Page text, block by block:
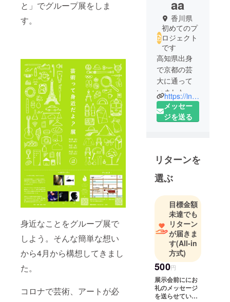
と」でグループ展をしま
す。
身近なことをグループ展で
しよう。そんな簡単な想い
から4月から構想してきまし
た。
コロナで芸術、アートが必
aa
香川県
初めてのプ
ロジェクト
です
高知県出身
で京都の芸
大に通って
いました。
今は香川で
働きながら
https://instagram.com/r_y_kaaa?igshid=1jazw7rb01sw
メッセー
ジを送る
リターンを
選ぶ
目標金額
未達でも
リターン
が届きま
す(All-in
方式)
500円
展示会前ににお
礼のメッセージ
を送らせていた